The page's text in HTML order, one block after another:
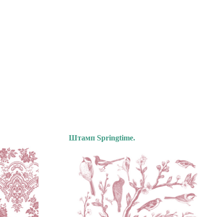
Штамп Springtime.